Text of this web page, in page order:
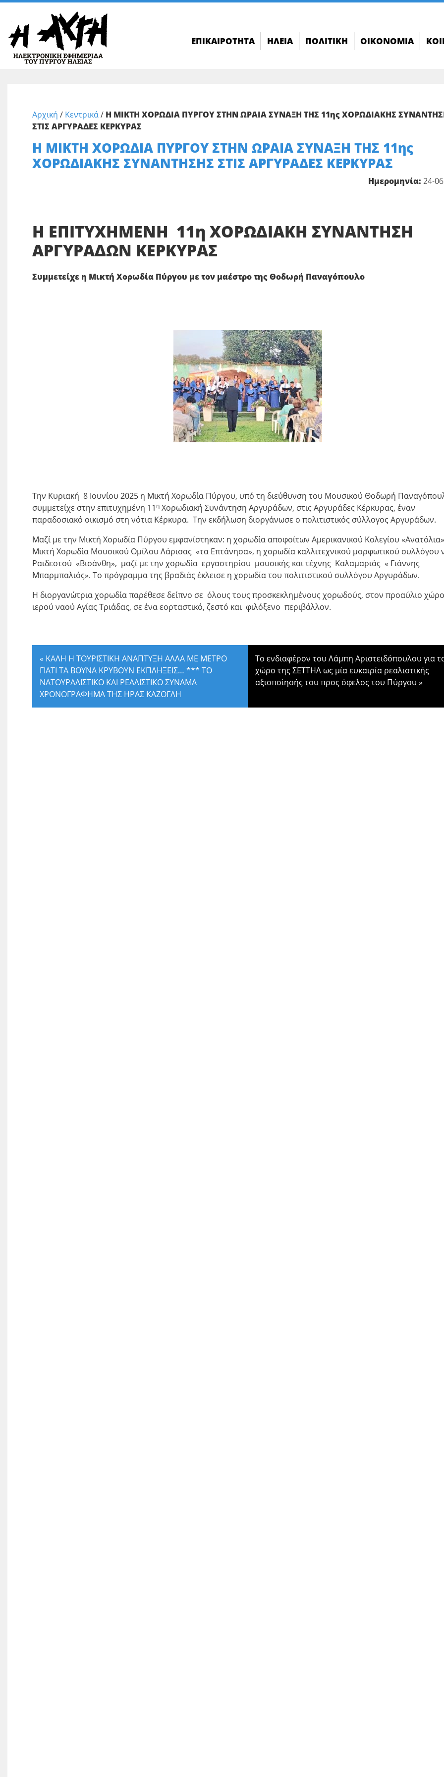
ΕΠΙΚΑΙΡΌΤΗΤΑ ΗΛΕΊΑ ΠΟΛΙΤΙΚΉ ΟΙΚΟΝΟΜΊΑ
Αρχική / Κεντρικά/ Η ΜΙΚΤΗ ΧΟΡΩΔΙΑ ΠΥΡΓΟΥ ΣΤΗΝ ΩΡΑΙΑ ΣΥΝΑΞΗ ΤΗΣ 11ης ΧΟΡΩΔΙΑΚΗΣ
ΣΤΙΣ ΑΡΓΥΡΑΔΕΣ ΚΕΡΚΥΡΑΣ
Η ΜΙΚΤΗ ΧΟΡΩΔΙΑ ΠΥΡΓΟΥ ΣΤΗΝ ΩΡΑΙΑ ΣΥΝΑΞΗ ΤΗΣ 11ης
ΧΟΡΩΔΙΑΚΗΣ ΣΥΝΑΝΤΗΣΗΣ ΣΤΙΣ ΑΡΓΥΡΑΔΕΣ ΚΕΡΚΥΡΑΣ
Ημερομηνία: 24-
Η ΕΠΙΤΥΧΗΜΕΝΗ 11η ΧΟΡΩΔΙΑΚΗ ΣΥΝΑΝΤΗΣΗ
ΑΡΓΥΡΑΔΩΝ ΚΕΡΚΥΡΑΣ
Συμμετείχε η Μικτή Χορωδία Πύργου με τον μαέστρο της Θοδωρή Παναγόπουλο
Την Κυριακή 8 Ιουνίου 2025 η Μικτή Χορωδία Πύργου, υπό τη διεύθυνση του Μουσικού Θοδωρή
συμμετείχε στην επιτυχημένη 11 η Χορωδιακή Συνάντηση Αργυράδων, στις Αργυράδες Κέρκυρας, έναν
παραδοσιακό οικισμό στη νότια Κέρκυρα. Την εκδήλωση διοργάνωσε ο πολιτιστικός σύλλογος Αργυράδων.
Μαζί με την Μικτή Χορωδία Πύργου εμφανίστηκαν: η χορωδία αποφοίτων Αμερικανικού Κολεγίου
Μικτή Χορωδία Μουσικού Ομίλου Λάρισας «τα Επτάνησα», η χορωδία καλλιτεχνικού μορφωτικού συλλόγου
Ραιδεστού «Βισάνθη», μαζί με την χορωδία εργαστηρίου μουσικής και τέχνης Καλαμαριάς « Γιάννης
Μπαρμπαλιός». Το πρόγραμμα της βραδιάς έκλεισε η χορωδία του πολιτιστικού συλλόγου Αργυράδων.
Η διοργανώτρια χορωδία παρέθεσε δείπνο σε όλους τους προσκεκλημένους χορωδούς, στον προαύλιο
ιερού ναού Αγίας Τριάδας, σε ένα εορταστικό, ζεστό και φιλόξενο περιβάλλον.
« ΚΑΛΗ Η ΤΟΥΡΙΣΤΙΚΗ ΑΝΑΠΤΥΞΗ ΑΛΛΑ ΜΕ ΜΕΤΡΟ
ΓΙΑΤΙ ΤΑ ΒΟΥΝΑ ΚΡΥΒΟΥΝ ΕΚΠΛΗΞΕΙΣ… *** ΤΟ
ΝΑΤΟΥΡΑΛΙΣΤΙΚΟ ΚΑΙ ΡΕΑΛΙΣΤΙΚΟ ΣΥΝΑΜΑ
ΧΡΟΝΟΓΡΑΦΗΜΑ ΤΗΣ ΗΡΑΣ ΚΑΖΟΓΛΗ
Το ενδιαφέρον του Λάμπη Αριστειδόπουλου για
χώρο της ΣΕΤΤΗΛ ως μία ευκαιρία ρεαλιστικής
αξιοποίησής του προς όφελος του Πύργου »